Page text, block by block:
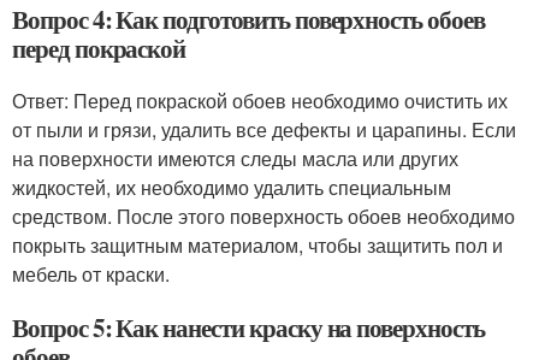
Вопрос 4: Как подготовить поверхность обоев
перед покраской
Ответ: Перед покраской обоев необходимо очистить их
от пыли и грязи, удалить все дефекты и царапины. Если
на поверхности имеются следы масла или других
жидкостей, их необходимо удалить специальным
средством. После этого поверхность обоев необходимо
покрыть защитным материалом, чтобы защитить пол и
мебель от краски.
Вопрос 5: Как нанести краску на поверхность